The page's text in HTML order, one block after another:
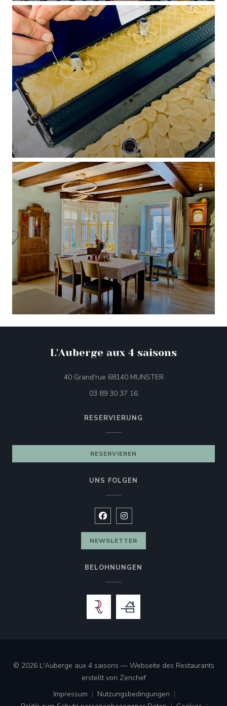
L'Auberge aux 4 saisons
40 Grand'rue 68140 MUNSTER((öffnet ein neues
03 89 30 37 16
RESERVIERUNG
RESERVIEREN
UNS FOLGEN
Facebook ((öffnet ein neues
Instagram ((öffnet ein neues
NEWSLETTER
BELOHNUNGEN
© 2026 L'Auberge aux 4 saisons — Webseite des Restaurants
erstellt von Zenchef((öffnet ein neues
Impressum
((öffnet ein neues Fenster))
Nutzungsbedingungen
((öffnet ein neues Fenster))